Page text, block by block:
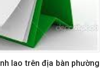
lao trên địa bàn phường